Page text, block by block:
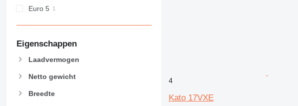
Euro 5
Eigenschappen
Laadvermogen
Netto gewicht
Breedte
4
Kato 17VXE